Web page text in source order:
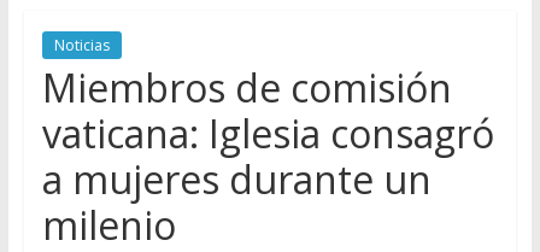
Noticias
Miembros de comisión
vaticana: Iglesia consagró
a mujeres durante un
milenio